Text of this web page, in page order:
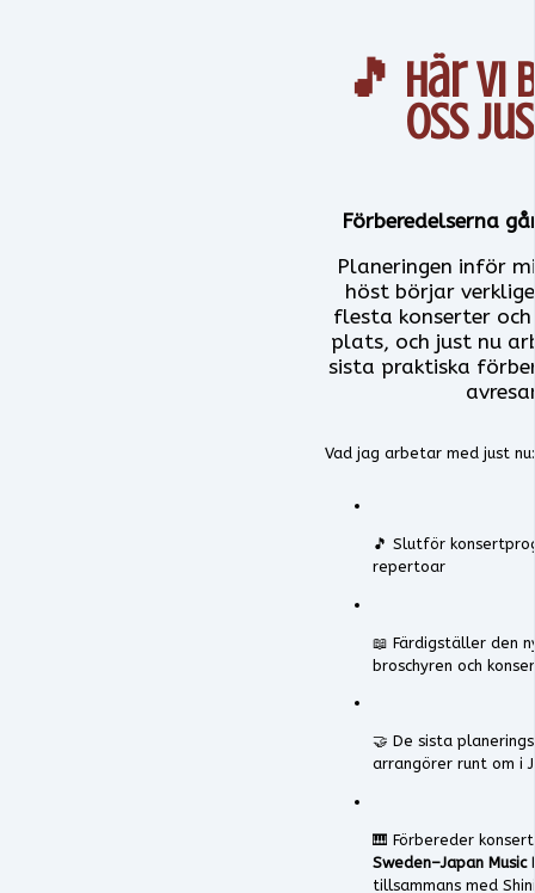
🎵 Här vi
oss
Förberedelserna
Planeringen inför
höst börjar
flesta konserter
plats, och just nu
sista praktiska
Vad jag arbetar med just nu:
🎵 Slutför
repertoar
📖 Färdigställer den
broschyren och
🤝 De sista
arrangörer runt om i
🎹 Förbereder
Sweden–Japan Music
tillsammans med